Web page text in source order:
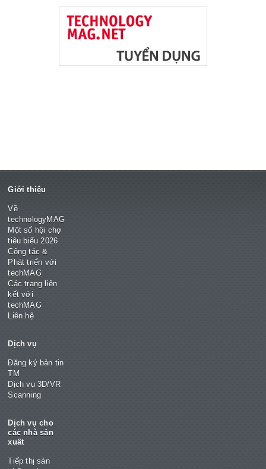
Giới thiệu
Về
technologyMAG
Một số hội chợ
tiêu biểu 2026
Cộng tác &
Phát triển với
techMAG
Các trang liên
kết với
techMAG
Liên hệ
Dịch vụ
Đăng ký bản tin
TM
Dịch vụ 3D/VR
Scanning
Dịch vụ cho
các nhà sản
xuất
Tiếp thị sản